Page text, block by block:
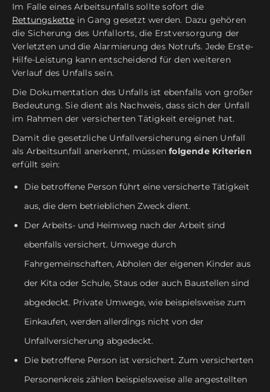
Im Falle eines Arbeitsunfalls sollte sofort die
Rettungskette in Gang gesetzt werden. Dazu gehören
die Sicherung des Unfallorts, die Erstversorgung der
Verletzten und die Alarmierung des Notrufs. Jede Erste-
Hilfe-Leistung kann entscheidend für den weiteren
Verlauf des Unfalls sein.
Die Dokumentation des Unfalls ist ebenfalls von großer
Bedeutung. Sie dient als Nachweis, dass sich der Unfall
im Rahmen der versicherten Tätigkeit ereignet hat.
Damit die gesetzliche Unfallversicherung einen Unfall
als Arbeitsunfall anerkennt, müssenfolgende Kriterien
erfüllt sein:
Die betroffene Person führt eine versicherte Tätigkeit
aus, die dem betrieblichen Zweck dient.
Der Arbeits- und Heimweg nach der Arbeit sind
ebenfalls versichert. Umwege durch
Fahrgemeinschaften, Abholen der eigenen Kinder aus
der Kita oder Schule, Staus oder auch Baustellen sind
abgedeckt. Private Umwege, wie beispielsweise zum
Einkaufen, werden allerdings nicht von der
Unfallversicherung abgedeckt.
Die betroffene Person ist versichert. Zum versicherten
Personenkreis zählen beispielsweise alle angestellten